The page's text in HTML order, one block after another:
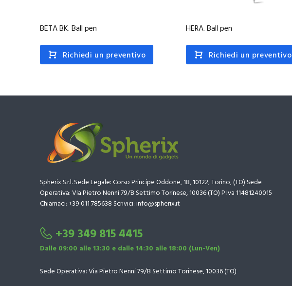
BETA BK. Ball pen
Richiedi un preventivo
HERA. Ball pen
Richiedi un preventivo
Spherix S.r.l. Sede Legale: Corso Principe Oddone, 18, 10122, Torino, (TO) Sede
Operativa: Via Pietro Nenni 79/B Settimo Torinese, 10036 (TO) P.Iva 11481240015
Chiamaci: +39 011 785638 Scrivici: info@spherix.it
+39 349 815 4415
Dalle 09:00 alle 13:30 e dalle 14:30 alle 18:00 (Lun-Ven)
Sede Operativa: Via Pietro Nenni 79/B Settimo Torinese, 10036 (TO)